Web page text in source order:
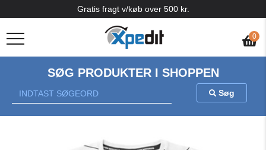
0
Gratis fragt v/køb over 500 kr.
SØG PRODUKTER I SHOPPEN
Søg
Previous